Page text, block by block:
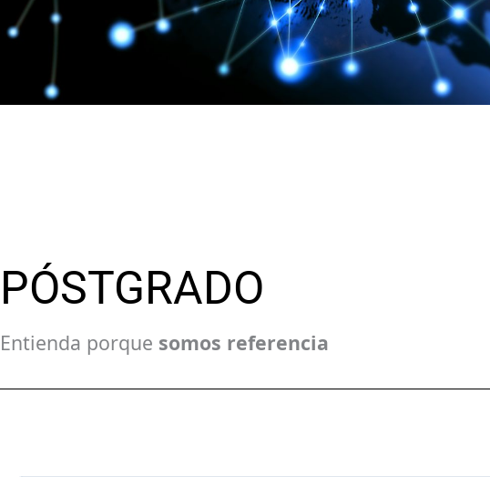
PÓSTGRADO
Entienda porque somos referencia